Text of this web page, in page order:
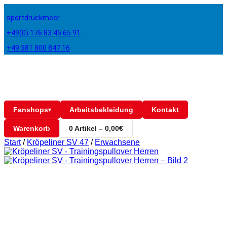
sportdruckmeer
+49(0) 176 83 45 65 91
+49 381 800 847 16
Fanshops▾ Arbeitsbekleidung Kontakt
Warenkorb 0 Artikel – 0,00€
Start / Kröpeliner SV 47 / Erwachsene